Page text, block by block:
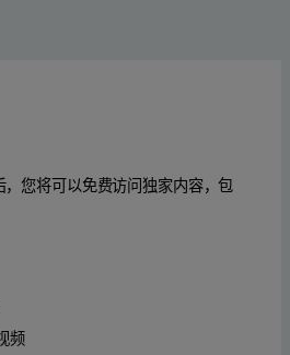
，您将可以免费访问独家内容，包
频